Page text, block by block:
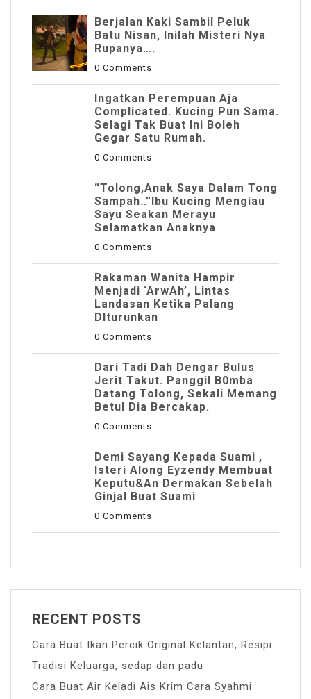
Berjalan Kaki Sambil Peluk
Batu Nisan, Inilah Misteri Nya
Rupanya….
0 Comments
Ingatkan Perempuan Aja
Complicated. Kucing Pun Sama.
Selagi Tak Buat Ini Boleh
Gegar Satu Rumah.
0 Comments
“Tolong,Anak Saya Dalam Tong
Sampah..”Ibu Kucing Mengiau
Sayu Seakan Merayu
Selamatkan Anaknya
0 Comments
Rakaman Wanita Hampir
Menjadi ‘ArwAh’, Lintas
Landasan Ketika Palang
DIturunkan
0 Comments
Dari Tadi Dah Dengar Bulus
Jerit Takut. Panggil B0mba
Datang Tolong, Sekali Memang
Betul Dia Bercakap.
0 Comments
Demi Sayang Kepada Suami ,
Isteri Along Eyzendy Membuat
Keputu&an Dermakan Sebelah
Ginjal Buat Suami
0 Comments
RECENT POSTS
Cara Buat Ikan Percik Original Kelantan, Resipi
Tradisi Keluarga, sedap dan padu
Cara Buat Air Keladi Ais Krim Cara Syahmi